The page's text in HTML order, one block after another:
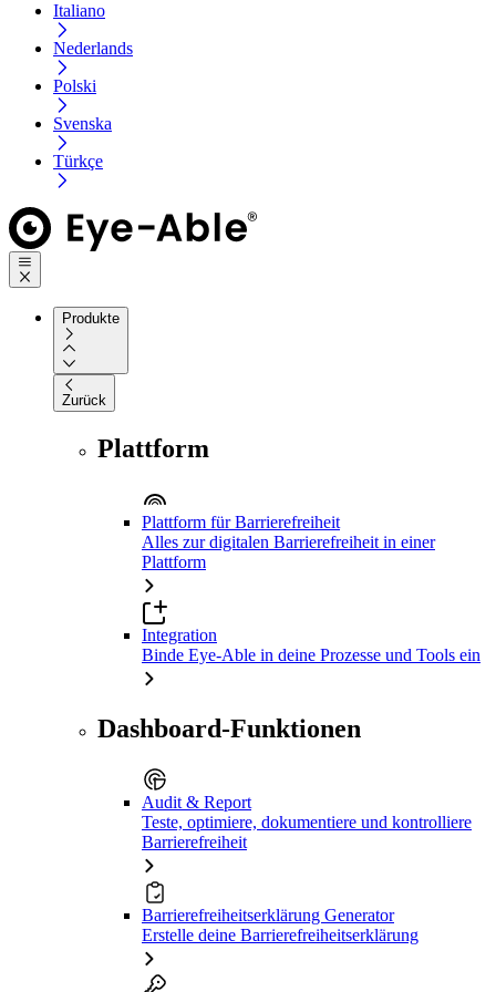
Italiano
Nederlands
Polski
Svenska
Türkçe
Produkte
Zurück
Plattform
Plattform für Barrierefreiheit
Alles zur digitalen Barrierefreiheit in einer
Plattform
Integration
Binde Eye-Able in deine Prozesse und Tools ein
Dashboard-Funktionen
Audit & Report
Teste, optimiere, dokumentiere und kontrolliere
Barrierefreiheit
Barrierefreiheitserklärung Generator
Erstelle deine Barrierefreiheitserklärung